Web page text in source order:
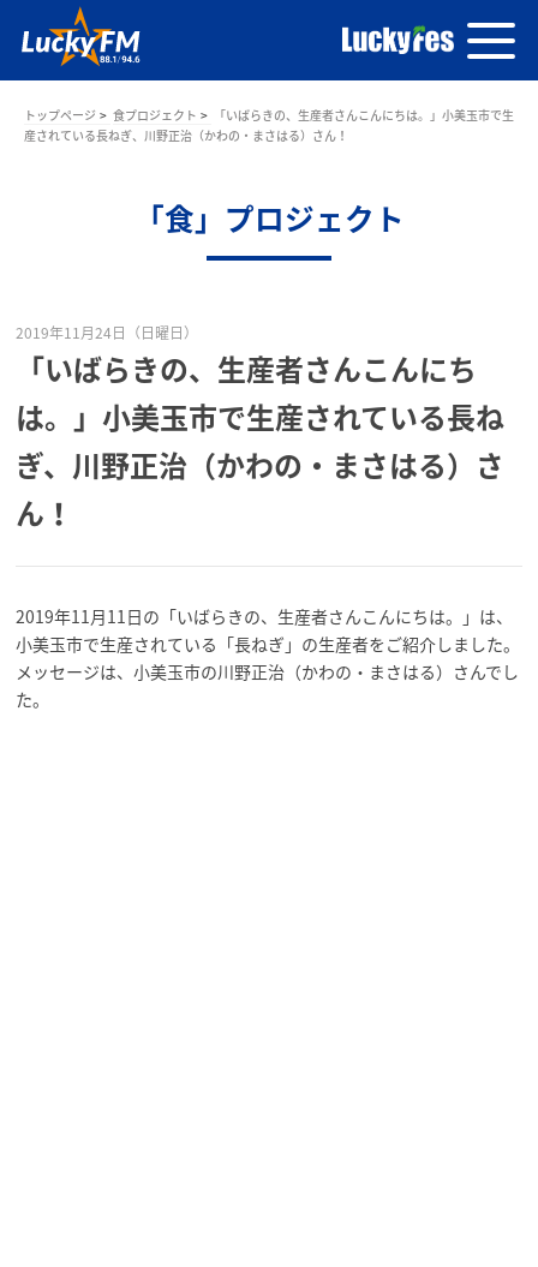
トップページ 食プロジェクト
「いばらきの、生産者さんこんにちは。」小美玉市で生
産されている長ねぎ、川野正治（かわの・まさはる）さん！
「食」プロジェクト
2019年11月24日（日曜日）
「いばらきの、生産者さんこんにち
は。」小美玉市で生産されている長ね
ぎ、川野正治（かわの・まさはる）さ
ん！
2019年11月11日の「いばらきの、生産者さんこんにちは。」は、
小美玉市で生産されている「長ねぎ」の生産者をご紹介しました。
メッセージは、小美玉市の川野正治（かわの・まさはる）さんでし
た。